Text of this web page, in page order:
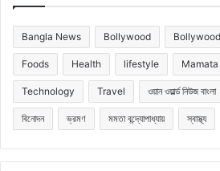
Bangla News Bollywood
Foods Health lifestyle
Technology Travel ওয়ান ওয়ার্ল্ড নিউজ বাংলা
বিনোদন ভ্রমণ মমতা বন্দ্যোপাধ্যায় স্বাস্থ্য